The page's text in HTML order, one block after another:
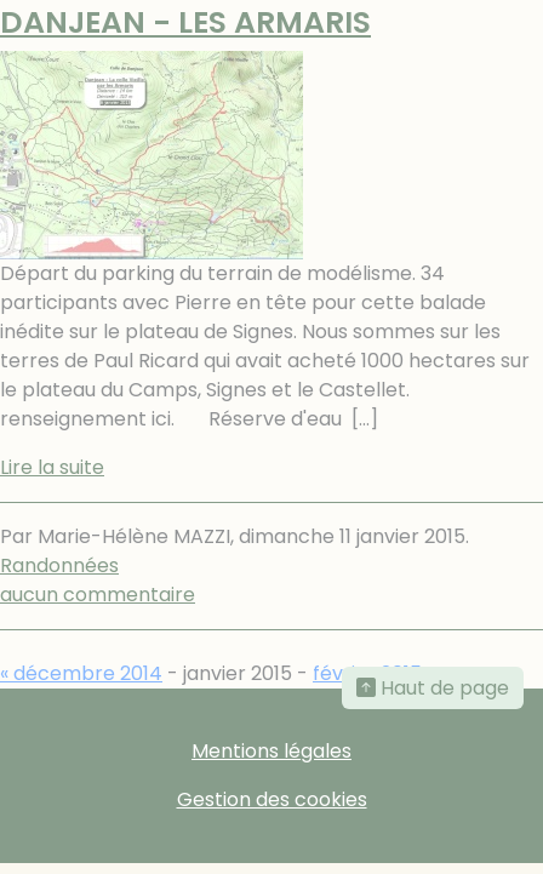
DANJEAN - LES ARMARIS
Départ du parking du terrain de modélisme. 34
participants avec Pierre en tête pour cette balade
inédite sur le plateau de Signes. Nous sommes sur les
terres de Paul Ricard qui avait acheté 1000 hectares sur
le plateau du Camps, Signes et le Castellet.
renseignement ici. Réserve d'eau
[…]
Lire la suite
Par Marie-Hélène MAZZI,dimanche 11 janvier 2015.
Randonnées
aucun commentaire
« décembre 2014 - janvier 2015 - février 2015 »
Haut de page
Mentions légales
Gestion des cookies